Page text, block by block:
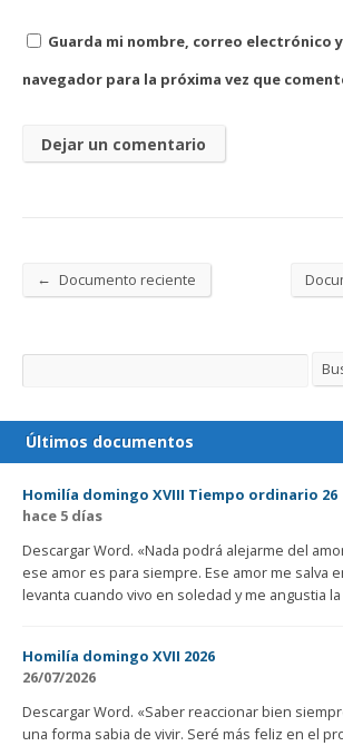
Guarda mi nombre, correo electrónico
navegador para la próxima vez que
← Documento reciente
Buscar
Últimos documentos
Homilía domingo XVIII Tiempo ordinario 26
hace 5 días
Descargar Word. «Nada podrá alejarme del
ese amor es para siempre. Ese amor me salva
levanta cuando vivo en soledad y me angustia la
Homilía domingo XVII 2026
26/07/2026
Descargar Word. «Saber reaccionar bien
una forma sabia de vivir. Seré más feliz en el